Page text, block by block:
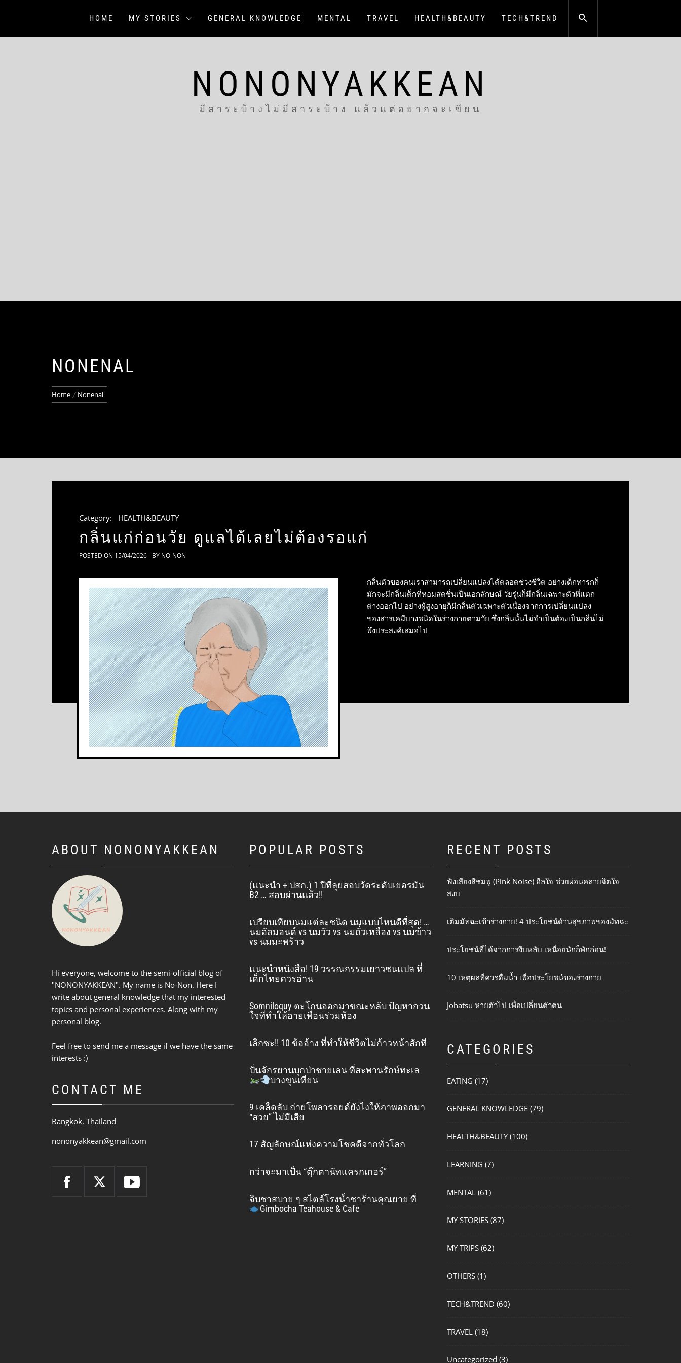
HOME MY STORIES GENERAL KNOWLEDGE MENTAL TRAVEL HEALTH&BEAUTY TECH&TREND
NONONYAKKEAN
มีสาระบ้างไม่มีสาระบ้าง แล้วแต่อยากจะเขียน
NONENAL
Home Nonenal
Category: HEALTH&BEAUTY
กลิ่นแก่ก่อนวัย ดูแลได้เลยไม่ต้องรอแก่
POSTED ON 15/04/2026 BY NO-NON
กลิ่นตัวของคนเราสามารถเปลี่ยนแปลงได้ตลอดช่วงชีวิต อย่างเด็กทารกก็
มักจะมีกลิ่นเด็กที่หอมสดชื่นเป็นเอกลักษณ์ วัยรุ่นก็มีกลิ่นเฉพาะตัวที่แตก
ต่างออกไป อย่างผู้สูงอายุก็มีกลิ่นตัวเฉพาะตัวเนื่องจากการเปลี่ยนแปลง
ของสารเคมีบางชนิดในร่างกายตามวัย ซึ่งกลิ่นนั้นไม่จำเป็นต้องเป็นกลิ่นไม่
พึงประสงค์เสมอไป
ABOUT NONONYAKKEAN
Hi everyone, welcome to the semi-official blog of
"NONONYAKKEAN". My name is No-Non. Here I
write about general knowledge that my interested
topics and personal experiences. Along with my
personal blog.
Feel free to send me a message if we have the same
interests :)
CONTACT ME
Bangkok, Thailand
nononyakkean@gmail.com
POPULAR POSTS
(แนะนำ + ปสก.) 1 ปีที่ลุยสอบวัดระดับเยอรมัน
B2 … สอบผ่านแล้ว!!
เปรียบเทียบนมแต่ละชนิด นมแบบไหนดีที่สุด! …
นมอัลมอนด์ vs นมวัว vs นมถั่วเหลือง vs นมข้าว
vs นมมะพร้าว
แนะนำหนังสือ! 19 วรรณกรรมเยาวชนแปล ที่
เด็กไทยควรอ่าน
Somniloquy ตะโกนออกมาขณะหลับ ปัญหากวน
ใจที่ทำให้อายเพื่อนร่วมห้อง
เลิกซะ!! 10 ข้ออ้าง ที่ทำให้ชีวิตไม่ก้าวหน้าสักที
ปั่นจักรยานบุกป่าชายเลน ที่สะพานรักษ์ทะเล
บางขุนเทียน
9 เคล็ดลับ ถ่ายโพลารอยด์ยังไงให้ภาพออกมา
“สวย” ไม่มีเสีย
17 สัญลักษณ์แห่งความโชคดีจากทั่วโลก
กว่าจะมาเป็น “ตุ๊กตานัทแครกเกอร์”
จิบชาสบาย ๆ สไตล์โรงน้ำชาร้านคุณยาย ที่
Gimbocha Teahouse & Cafe
RECENT POSTS
ฟังเสียงสีชมพู (Pink Noise) ฮีลใจ ช่วยผ่อนคลายจิตใจ
สงบ
เติมมัทฉะเข้าร่างกาย! 4 ประโยชน์ด้านสุขภาพของมัทฉะ
ประโยชน์ที่ได้จากการงีบหลับ เหนื่อยนักก็พักก่อน!
10 เหตุผลที่ควรดื่มน้ำ เพื่อประโยชน์ของร่างกาย
Jōhatsu หายตัวไป เพื่อเปลี่ยนตัวตน
CATEGORIES
EATING (17)
GENERAL KNOWLEDGE (79)
HEALTH&BEAUTY(100)
LEARNING (7)
MENTAL (61)
MY STORIES (87)
MY TRIPS (62)
OTHERS (1)
TECH&TREND (60)
TRAVEL (18)
Uncategorized (3)